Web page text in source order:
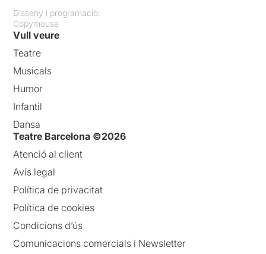
Disseny i programació:
Copymouse
Vull veure
Teatre
Musicals
Humor
Infantil
Dansa
Teatre Barcelona ©2026
Atenció al client
Avís legal
Política de privacitat
Política de cookies
Condicions d’ús
Comunicacions comercials i Newsletter